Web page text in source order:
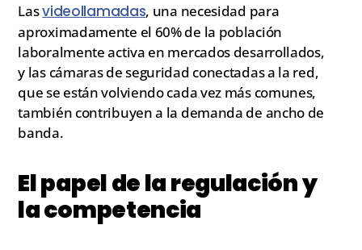
Lasvideollamadas, una necesidad para
aproximadamente el 60% de la población
laboralmente activa en mercados desarrollados,
y las cámaras de seguridad conectadas a la red,
que se están volviendo cada vez más comunes,
también contribuyen a la demanda de ancho de
banda.
El papel de la regulación y
la competencia